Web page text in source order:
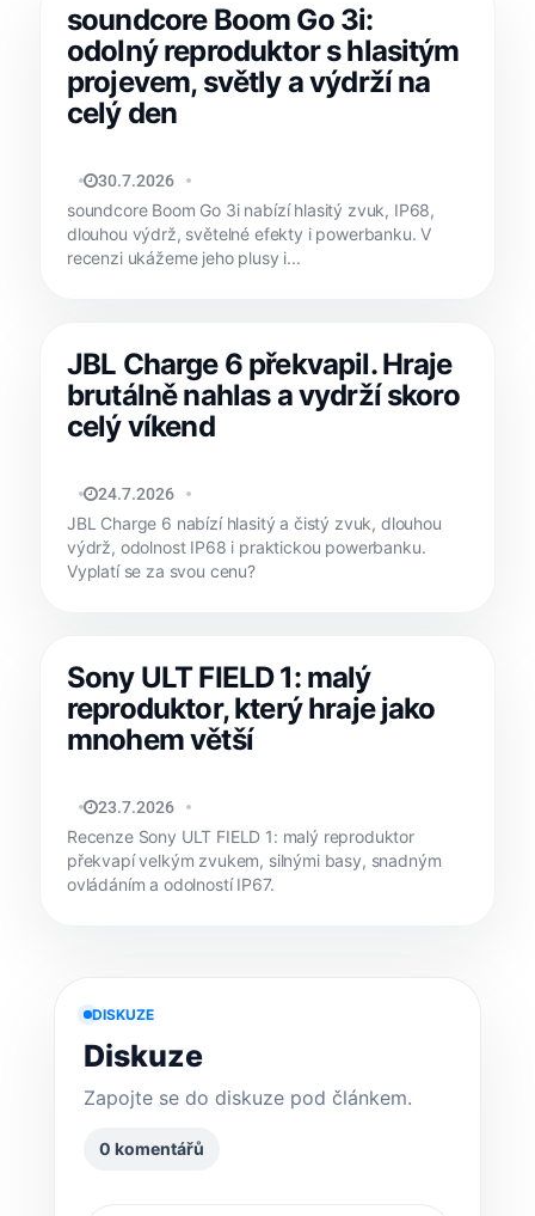
soundcore Boom Go 3i:
odolný reproduktor s hlasitým
projevem, světly a výdrží na
celý den
JAN HOLEŠ
30.7.2026
soundcore Boom Go 3i nabízí hlasitý zvuk, IP68,
dlouhou výdrž, světelné efekty i powerbanku. V
recenzi ukážeme jeho plusy i...
JBL Charge 6 překvapil. Hraje
brutálně nahlas a vydrží skoro
celý víkend
MATYÁŠ KOZÁK
24.7.2026
JBL Charge 6 nabízí hlasitý a čistý zvuk, dlouhou
výdrž, odolnost IP68 i praktickou powerbanku.
Vyplatí se za svou cenu?
Sony ULT FIELD 1: malý
reproduktor, který hraje jako
mnohem větší
MATYÁŠ KOZÁK
23.7.2026
Recenze Sony ULT FIELD 1: malý reproduktor
překvapí velkým zvukem, silnými basy, snadným
ovládáním a odolností IP67.
DISKUZE
Diskuze
Zapojte se do diskuze pod článkem.
0 komentářů